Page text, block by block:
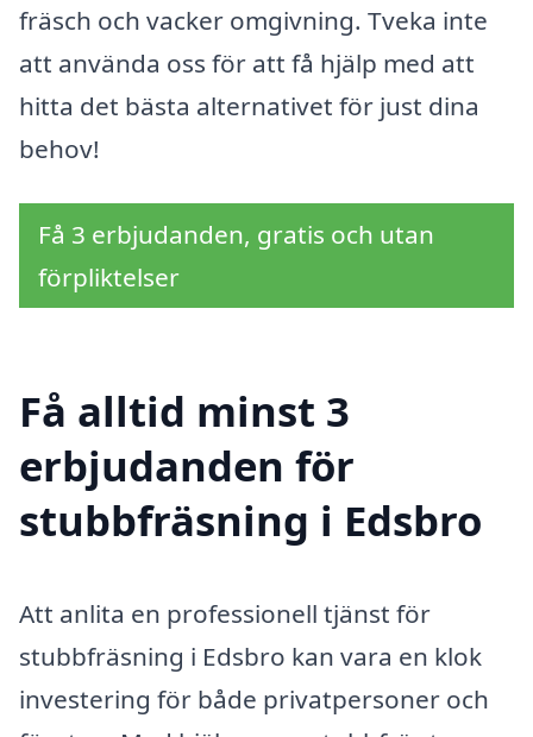
fräsch och vacker omgivning. Tveka inte
att använda oss för att få hjälp med att
hitta det bästa alternativet för just dina
behov!
Få 3 erbjudanden, gratis och utan
förpliktelser
Få alltid minst 3
erbjudanden för
stubbfräsning i Edsbro
Att anlita en professionell tjänst för
stubbfräsning i Edsbro kan vara en klok
investering för både privatpersoner och